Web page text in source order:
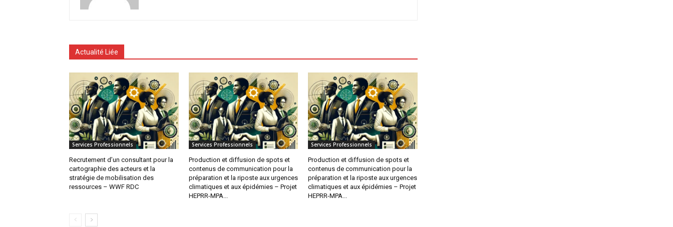
Actualité Liée
Services Professionnels
Recrutement d’un consultant pour la
cartographie des acteurs et la
stratégie de mobilisation des
ressources – WWF RDC
Services Professionnels
Production et diffusion de spots et
contenus de communication pour la
préparation et la riposte aux urgences
climatiques et aux épidémies – Projet
HEPRR-MPA...
Services Professionnels
Production et diffusion de spots et
contenus de communication pour la
préparation et la riposte aux urgences
climatiques et aux épidémies – Projet
HEPRR-MPA...